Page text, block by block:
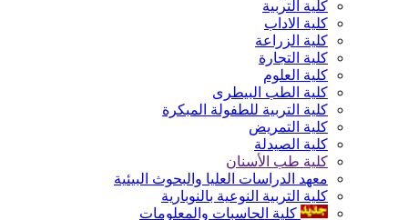
كلية التربية
كلية الاداب
كلية الزراعة
كلية التجارة
كلية العلوم
كلية الطب البيطرى
كلية التربية للطفولة المبكرة
كلية التمريض
كلية الصيدلة
كلية طب الأسنان
معهد الدراسات العليا والبحوث البيئية
كلية التربية النوعية بالنوبارية
كلية الحاسبات والمعلومات